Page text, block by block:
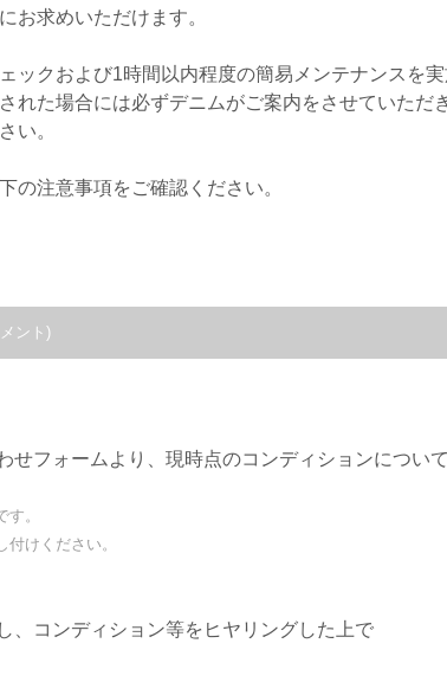
お求めいただけます。
ックおよび1時間以内程度の簡易メンテナンスを
れた場合には必ずデニムがご案内をさせていただ
い。
の注意事項をご確認ください。
ント)
フォームより、現時点のコンディションについ
。
けください。
コンディション等をヒヤリングした上で